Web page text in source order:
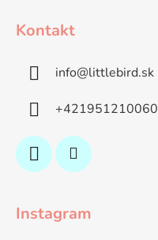
Kontakt
info@littlebird.sk
+421951210060
Instagram